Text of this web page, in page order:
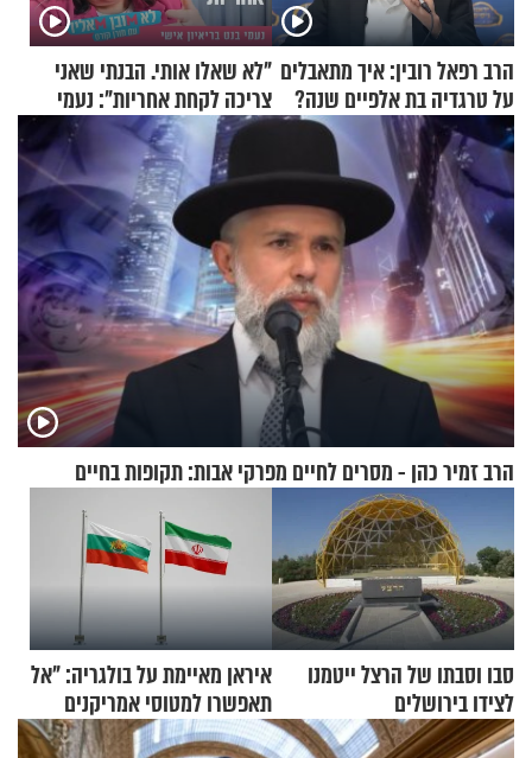
הרב רפאל רובין: איך מתאבלים
על טרגדיה בת אלפיים שנה?
"לא שאלו אותי. הבנתי שאני
צריכה לקחת אחריות": נעמי
בנט בריאיון אישי
הרב זמיר כהן - מסרים לחיים מפרקי אבות: תקופות בחיים
סבו וסבתו של הרצל ייטמנו
לצידו בירושלים
איראן מאיימת על בולגריה: "אל
תאפשרו למטוסי אמריקנים
להמריא מהשטח שלכם"